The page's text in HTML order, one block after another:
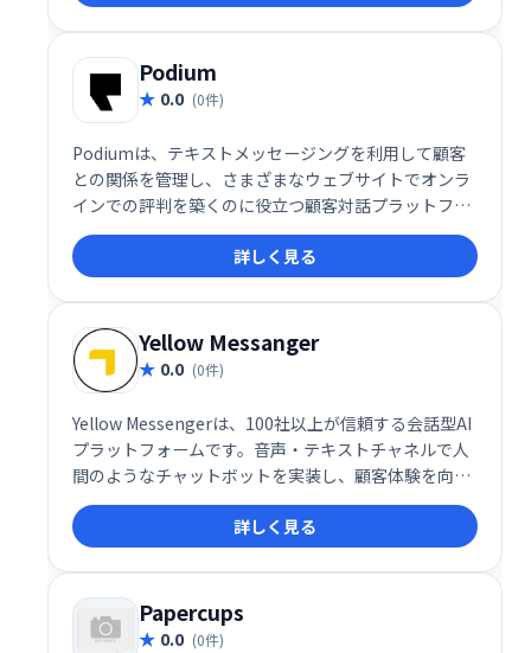
Podium
0.0 (0件)
Podiumは、テキストメッセージングを利用して顧客
との関係を管理し、さまざまなウェブサイトでオンラ
インでの評判を築くのに役立つ顧客対話プラットフォ
ームです。
詳しく見る
Yellow Messanger
0.0 (0件)
Yellow Messengerは、100社以上が信頼する会話型AI
プラットフォームです。音声・テキストチャネルで人
間のようなチャットボットを実装し、顧客体験を向上
させます。強力なNLPエンジン、感情分析、90以上の
言語対応など、高度な機能を備え、コンタクトセンタ
ーの自動化にも貢献します。エンドツーエンドの会話
設計で、スムーズなコミュニケーションを実現しま
す。
詳しく見る
Papercups
0.0 (0件)